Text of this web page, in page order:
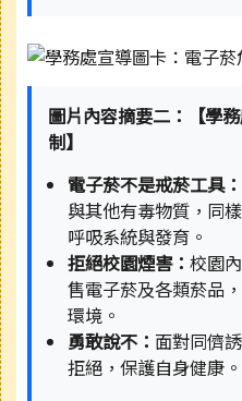
圖片內容摘要二：【學
制】
電子菸不是戒菸工具：
與其他有毒物質，同
呼吸系統與發育。
拒絕校園煙害：校園
售電子菸及各類菸品
環境。
勇敢說不： 面對同儕
拒絕，保護自身健康。